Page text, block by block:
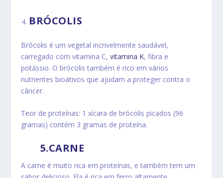
BRÓCOLIS
Brócolis é um vegetal incrivelmente saudável,
carregado com vitamina C,vitamina K, fibra e
potássio. O brócolis também é rico em vários
nutrientes bioativos que ajudam a proteger contra o
câncer.
Teor de proteínas: 1 xícara de brócolis picados (96
gramas) contém 3 gramas de proteína.
5.CARNE
A carne é muito rica em proteínas, e também tem um